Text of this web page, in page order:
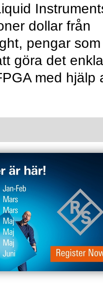
dollar från
pengar som
göra det
med hjälp